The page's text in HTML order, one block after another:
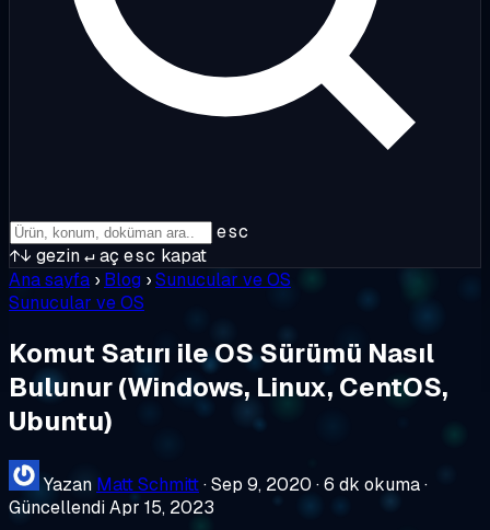
esc
↑↓ gezin↵aç esc kapat
Ana sayfa › Blog ›Sunucular ve OS
Sunucular ve OS
Komut Satırı ile OS Sürümü Nasıl
Bulunur (Windows, Linux, CentOS,
Ubuntu)
Yazan Matt Schmitt·Sep 9, 2020 ·6 dk okuma·
Güncellendi Apr 15, 2023